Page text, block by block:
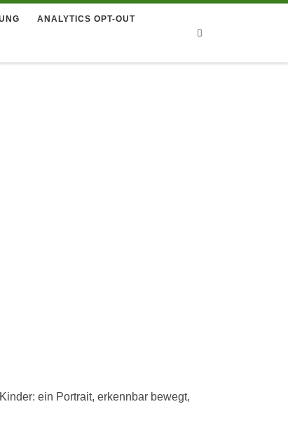
ANALYTICS OPT-OUT
ein Portrait, erkennbar bewegt,